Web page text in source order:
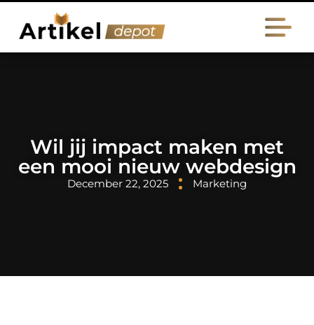
Wil jij impact maken met
een mooi nieuw webdesign
December 22, 2025 Marketing